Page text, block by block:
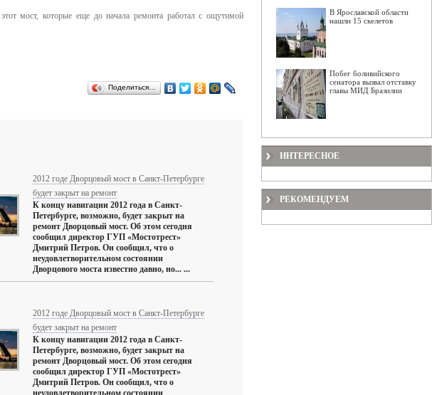
мост, которые еще до начала ремонта работал с ощутимой
Поделиться…
2012 годe Дворцовый мост в Санкт-Петербурге
будет закрыт на ремонт
К концу навигации 2012 года в Санкт-
Петербурге, возможно, будет закрыт на
ремонт Дворцовый мост. Об этом сегодня
сообщил директор ГУП «Мостотрест»
Дмитрий Петров. Он сообщил, что о
неудовлетворительном состоянии
Дворцового моста известно давно, но... ...
2012 годe Дворцовый мост в Санкт-Петербурге
будет закрыт на ремонт
К концу навигации 2012 года в Санкт-
Петербурге, возможно, будет закрыт на
ремонт Дворцовый мост. Об этом сегодня
сообщил директор ГУП «Мостотрест»
Дмитрий Петров. Он сообщил, что о
неудовлетворительном состоянии
В Ярославской области
нашли 15 скелетов
Побег боливийского
сенатора вызвал отставку
главы МИД Бразилии
ИНТЕРЕСНОЕ
РЕКОМЕНДУЕМ